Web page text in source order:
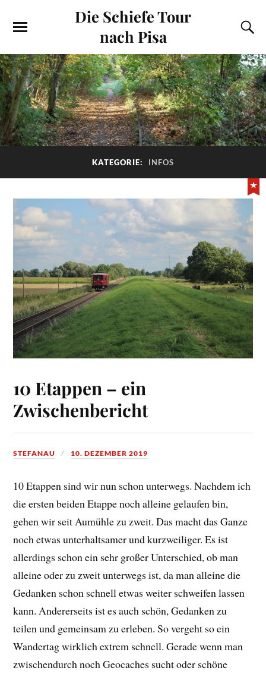
Die Schiefe Tour
nach Pisa
KATEGORIE: INFOS
10 Etappen – ein
Zwischenbericht
STEFANAU 10. DEZEMBER 2019
10 Etappen sind wir nun schon unterwegs. Nachdem ich
die ersten beiden Etappe noch alleine gelaufen bin,
gehen wir seit Aumühle zu zweit. Das macht das Ganze
noch etwas unterhaltsamer und kurzweiliger. Es ist
allerdings schon ein sehr großer Unterschied, ob man
alleine oder zu zweit unterwegs ist, da man alleine die
Gedanken schon schnell etwas weiter schweifen lassen
kann. Andererseits ist es auch schön, Gedanken zu
teilen und gemeinsam zu erleben. So vergeht so ein
Wandertag wirklich extrem schnell. Gerade wenn man
zwischendurch noch Geocaches sucht oder schöne